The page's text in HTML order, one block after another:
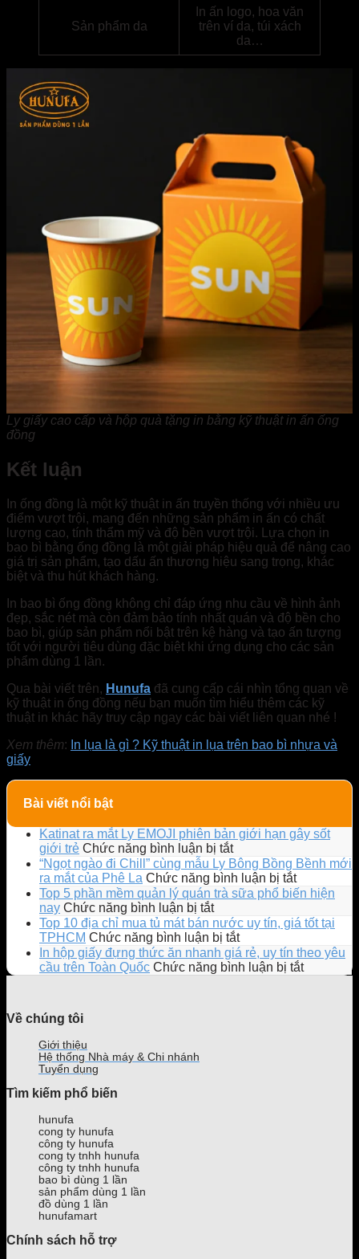
Sản phẩm da
In ấn logo, hoa văn
trên ví da, túi xách
da…
Ly giấy cao cấp và hộp quà tặng in bằng kỹ thuật in ấn ống
đồng
Kết luận
In ống đồng là một kỹ thuật in ấn truyền thống với nhiều ưu
điểm vượt trội, mang đến những sản phẩm in ấn có chất
lượng cao, tính thẩm mỹ và độ bền vượt trội. Lựa chọn in
bao bì bằng ống đồng là một giải pháp hiệu quả để nâng cao
giá trị sản phẩm, tạo dấu ấn thương hiệu sang trọng, khác
biệt và thu hút khách hàng.
In bao bì ống đồng không chỉ đáp ứng nhu cầu về hình ảnh
đẹp, sắc nét mà còn đảm bảo tính nhất quán và độ bền cho
bao bì, giúp sản phẩm nổi bật trên kệ hàng và tạo ấn tượng
tốt với người tiêu dùng đặc biệt khi ứng dụng cho các sản
phẩm dùng 1 lần.
Qua bài viết trên, Hunufa đã cung cấp cái nhìn tổng quan về
kỹ thuật in ống đồng nếu bạn muốn tìm hiểu thêm các kỹ
thuật in khác hãy truy cập ngay các bài viết liên quan nhé !
Xem thêm: In lụa là gì ? Kỹ thuật in lụa trên bao bì nhựa và
giấy
Bài viết nổi bật
Katinat ra mắt Ly EMOJI phiên bản giới hạn gây sốt
giới trẻ Chức năng bình luận bị tắtở
Katinat
ra
mắt
EMOJI
phiên
bản
giới
hạn
“Ngọt ngào đi Chill” cùng mẫu Ly Bông Bồng Bềnh mới
ra mắt của Phê La Chức năng bình luận bị tắtở
“Ngọt
đi
cùng
mẫu
Ly
Top 5 phần mềm quản lý quán trà sữa phổ biến hiện
nay Chức năng bình luận bị tắtở
Top
5
phần
mềm
quản
Top 10 địa chỉ mua tủ mát bán nước uy tín, giá tốt tại
TPHCM Chức năng bình luận bị tắtở
Top
10
In hộp giấy đựng thức ăn nhanh giá rẻ, uy tín theo yêu
cầu trên Toàn Quốc Chức năng bình luận bị tắtở
Về chúng tôi
Giới thiệu
Hệ thống Nhà máy & Chi nhánh
Tuyển dụng
Tìm kiếm phổ biến
hunufa
cong ty hunufa
công ty hunufa
cong ty tnhh hunufa
công ty tnhh hunufa
bao bì dùng 1 lần
sản phẩm dùng 1 lần
đồ dùng 1 lần
hunufamart
Chính sách hỗ trợ